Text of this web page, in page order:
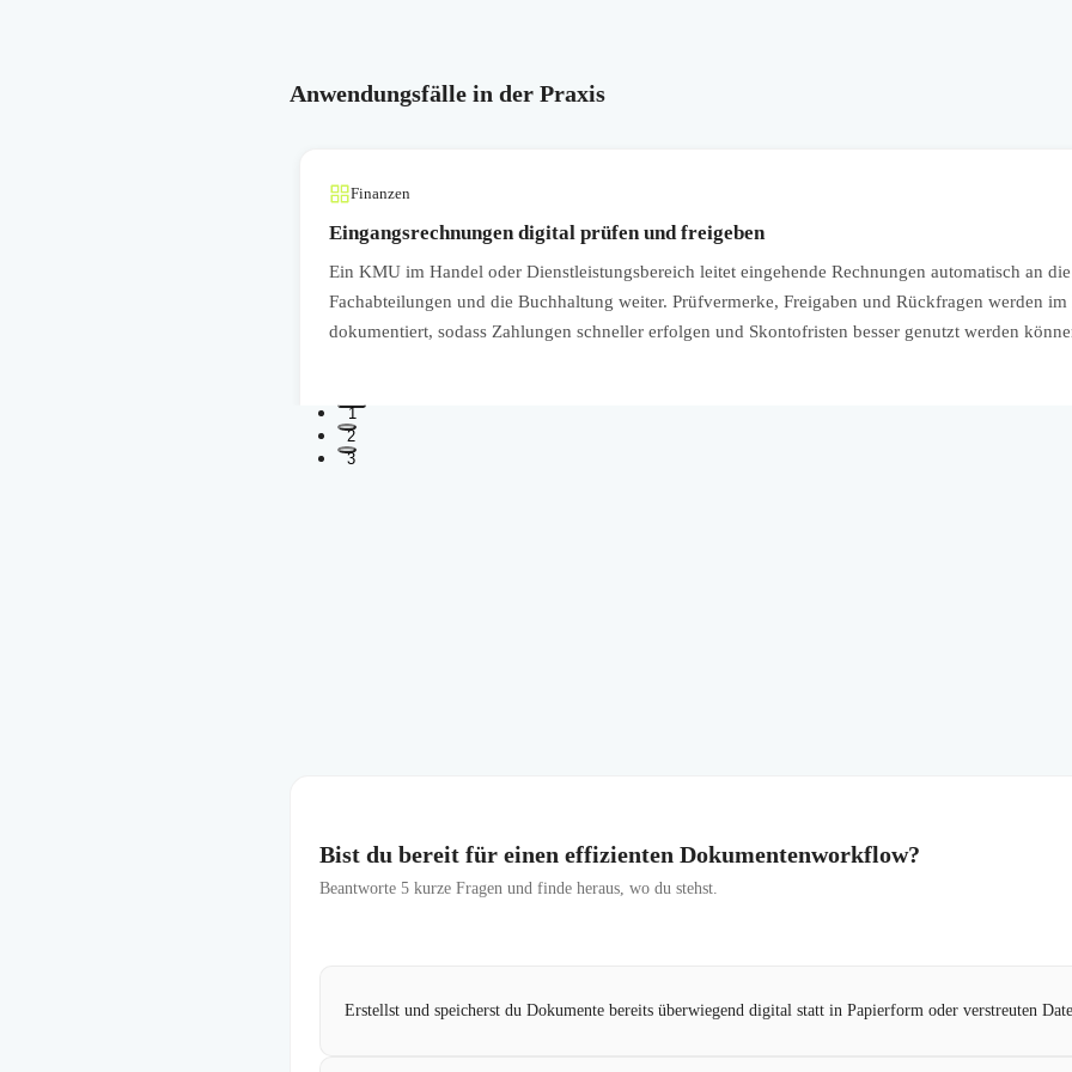
Anwendungsfälle in der Praxis
Finanzen
Eingangsrechnungen digital prüfen und freigeben
Ein KMU im Handel oder Dienstleistungsbereich leitet eingehende Rechnungen automatisch an
Fachabteilungen und die Buchhaltung weiter. Prüfvermerke, Freigaben und Rückfragen werden
dokumentiert, sodass Zahlungen schneller erfolgen und Skontofristen besser genutzt werden
1
2
3
Bist du bereit für einen effizienten Dokumentenworkflow?
Beantworte 5 kurze Fragen und finde heraus, wo du stehst.
Erstellst und speicherst du Dokumente bereits überwiegend digital statt in Papierform oder verstreuten